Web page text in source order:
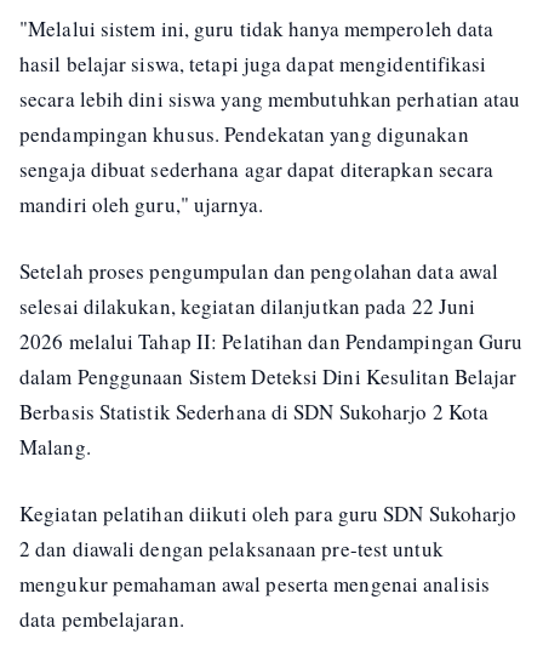
"Melalui sistem ini, guru tidak hanya memperoleh data
hasil belajar siswa, tetapi juga dapat mengidentifikasi
secara lebih dini siswa yang membutuhkan perhatian atau
pendampingan khusus. Pendekatan yang digunakan
sengaja dibuat sederhana agar dapat diterapkan secara
mandiri oleh guru," ujarnya.
Setelah proses pengumpulan dan pengolahan data awal
selesai dilakukan, kegiatan dilanjutkan pada 22 Juni
2026 melalui Tahap II: Pelatihan dan Pendampingan Guru
dalam Penggunaan Sistem Deteksi Dini Kesulitan Belajar
Berbasis Statistik Sederhana di SDN Sukoharjo 2 Kota
Malang.
Kegiatan pelatihan diikuti oleh para guru SDN Sukoharjo
2 dan diawali dengan pelaksanaan pre-test untuk
mengukur pemahaman awal peserta mengenai analisis
data pembelajaran.